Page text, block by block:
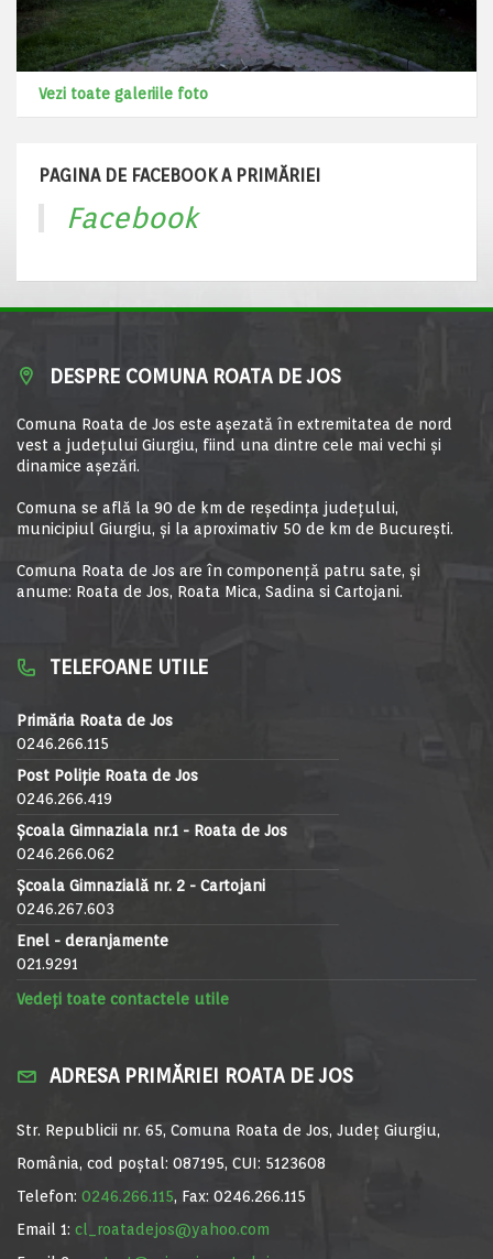
Vezi toate galeriile foto
PAGINA DE FACEBOOK A PRIMĂRIEI
Facebook
DESPRE COMUNA ROATA DE JOS
Comuna Roata de Jos este aşezată în extremitatea de nord
vest a judeţului Giurgiu, fiind una dintre cele mai vechi şi
dinamice aşezări.
Comuna se află la 90 de km de reşedinţa judeţului,
municipiul Giurgiu, şi la aproximativ 50 de km de Bucureşti.
Comuna Roata de Jos are în componență patru sate, și
anume: Roata de Jos, Roata Mica, Sadina si Cartojani.
TELEFOANE UTILE
Primăria Roata de Jos
0246.266.115
Post Poliție Roata de Jos
0246.266.419
Școala Gimnaziala nr.1 - Roata de Jos
0246.266.062
Școala Gimnazială nr. 2 - Cartojani
0246.267.603
Enel - deranjamente
021.9291
Vedeți toate contactele utile
ADRESA PRIMĂRIEI ROATA DE JOS
Str. Republicii nr. 65, Comuna Roata de Jos, Județ Giurgiu,
România, cod poștal: 087195, CUI: 5123608
Telefon: 0246.266.115, Fax: 0246.266.115
Email 1: cl_roatadejos@yahoo.com